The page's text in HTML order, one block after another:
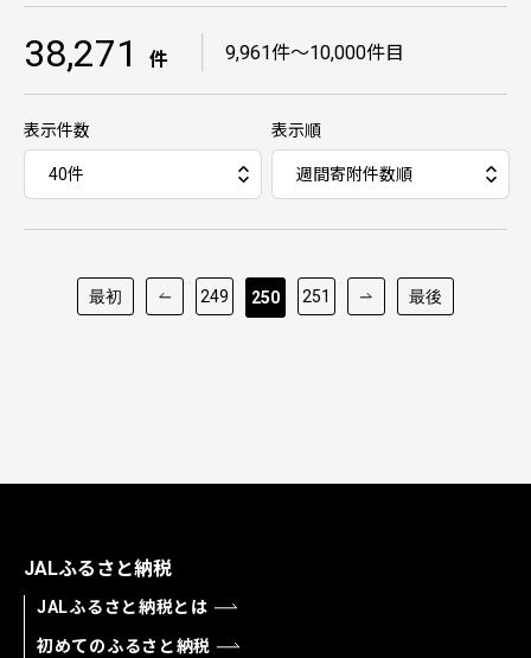
38,271 件 9,961件～10,000件目
表示件数 表示順
最初 249 250 251 最後
JALふるさと納税
JALふるさと納税とは
初めてのふるさと納税